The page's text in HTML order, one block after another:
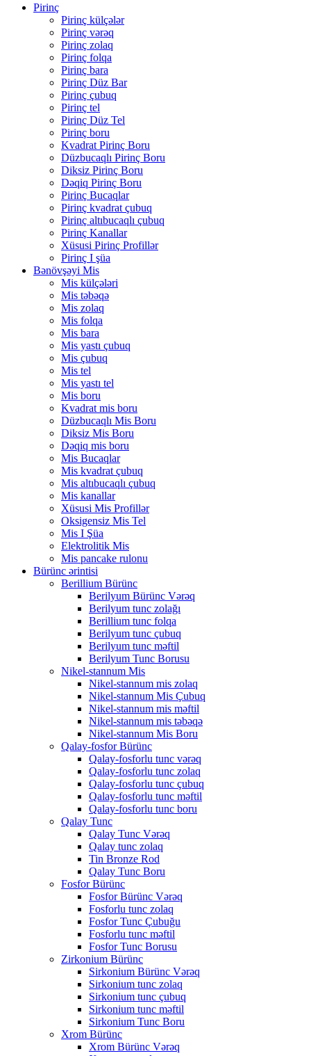
Pirinç
Pirinç külçələr
Pirinç vərəq
Pirinç zolaq
Pirinç folqa
Pirinç bara
Pirinç Düz Bar
Pirinç çubuq
Pirinç tel
Pirinç Düz Tel
Pirinç boru
Kvadrat Pirinç Boru
Düzbucaqlı Pirinç Boru
Diksiz Pirinç Boru
Dəqiq Pirinç Boru
Pirinç Bucaqlar
Pirinç kvadrat çubuq
Pirinç altıbucaqlı çubuq
Pirinç Kanallar
Xüsusi Pirinç Profillər
Pirinç I şüa
Bənövşəyi Mis
Mis külçələri
Mis təbəqə
Mis zolaq
Mis folqa
Mis bara
Mis yastı çubuq
Mis çubuq
Mis tel
Mis yastı tel
Mis boru
Kvadrat mis boru
Düzbucaqlı Mis Boru
Diksiz Mis Boru
Dəqiq mis boru
Mis Bucaqlar
Mis kvadrat çubuq
Mis altıbucaqlı çubuq
Mis kanallar
Xüsusi Mis Profillər
Oksigensiz Mis Tel
Mis I Şüa
Elektrolitik Mis
Mis pancake rulonu
Bürünc ərintisi
Berillium Bürünc
Berilyum Bürünc Vərəq
Berilyum tunc zolağı
Berillium tunc folqa
Berilyum tunc çubuq
Berilyum tunc məftil
Berilyum Tunc Borusu
Nikel-stannum Mis
Nikel-stannum mis zolaq
Nikel-stannum Mis Çubuq
Nikel-stannum mis məftil
Nikel-stannum mis təbəqə
Nikel-stannum Mis Boru
Qalay-fosfor Bürünc
Qalay-fosforlu tunc vərəq
Qalay-fosforlu tunc zolaq
Qalay-fosforlu tunc çubuq
Qalay-fosforlu tunc məftil
Qalay-fosforlu tunc boru
Qalay Tunc
Qalay Tunc Vərəq
Qalay tunc zolaq
Tin Bronze Rod
Qalay Tunc Boru
Fosfor Bürünc
Fosfor Bürünc Vərəq
Fosforlu tunc zolaq
Fosfor Tunc Çubuğu
Fosforlu tunc məftil
Fosfor Tunc Borusu
Zirkonium Bürünc
Sirkonium Bürünc Vərəq
Sirkonium tunc zolaq
Sirkonium tunc çubuq
Sirkonium tunc məftil
Sirkonium Tunc Boru
Xrom Bürünc
Xrom Bürünc Vərəq